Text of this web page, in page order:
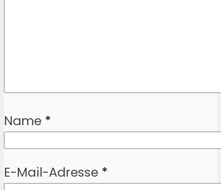
Name *
E-Mail-Adresse *